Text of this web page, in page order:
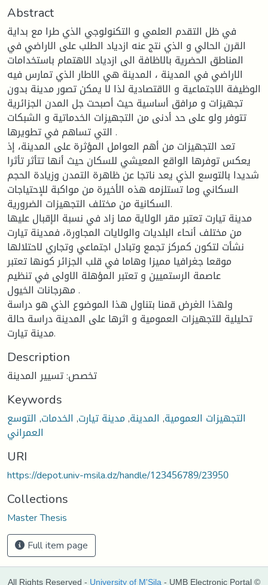
Abstract
في ظل التقدم العلمي و التكنولوجي الذي طرا مع بداية
القرن الحالي و الذي نتج عنه ازدياد الطلب على الاراضي في
المناطق الحضرية بالاظافة الى ازدياد الاهتمام باستخدامات
الاراضي في المدينة ، المدينة هي الاطار الذي تمارس فيه
الوظيفة الاجتماعية و الاقتصادية لذا لا يمكن تصور مدينة بدون
تجهيزات و مرافق أساسية حيث أصبحت جل المدن الجزائرية
تتوفر ولو على حد أدنى من التجهيزات الخدماتية و الشبكات
التي تساهم في تطويرها .
تعد التجهيزات من أهم العوامل المؤثرة على المدينة، إذ
يعكس توفرها الواقع المعيشي للسكان حيث أنها تتأثر تأثرا
شديدا بالتوسع الذي يعد ناتجا عن ظاهرة التمدن وزيادة الحجم
السكاني وما تستلزمه هذه الأخيرة من مواكبة للإحتياجات
السكانية من مختلف التجهيزات الضرورية.
مدينة تيارت تعتبر مقر الولاية مما زاد في نسبة الإقبال عليها
من مختلف أنحاء البلديات والولايات المجاورة، فمدينة تيارت
نشأت لتكون كمركز تجمع وتبادل اجتماعي وتجاري لاحتلالها
موقعا جغرافيا مميزا وهاما في قلب الجزائر كونها تعتبر
عاصمة الرستميين و تعتبر المؤهلة الاولى في تنظيم
مهرجانات الخيول .
ولهذا الغرض قمنا بتناول هذا الموضوع الذي هو دراسة
تحليلية للتجهيزات العمومية و اثرها على المدينة دراسة حالة
مدينة تيارت.
Description
تخصص: تسيير المدينة
Keywords
التجهيزات العمومية, المدينة,مدينة تيارت, الخدمات, التوسع
العمراني
URI
https://depot.univ-msila.dz/handle/123456789/23950
Collections
Master Thesis
Full item page
All Rights Reserved - University of M'Sila - UMB Electronic Portal ©